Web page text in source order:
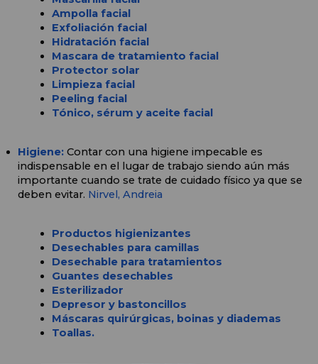
Ampolla facial
Exfoliación facial
Hidratación facial
Mascara de tratamiento facial
Protector solar
Limpieza facial
Peeling facial
Tónico, sérum y aceite facial
Higiene: Contar con una higiene impecable es
indispensable en el lugar de trabajo siendo aún más
importante cuando se trate de cuidado físico ya que se
deben evitar. Nirvel, Andreia
Productos higienizantes
Desechables para camillas
Desechable para tratamientos
Guantes desechables
Esterilizador
Depresor y bastoncillos
Máscaras quirúrgicas, boinas y diademas
Toallas.